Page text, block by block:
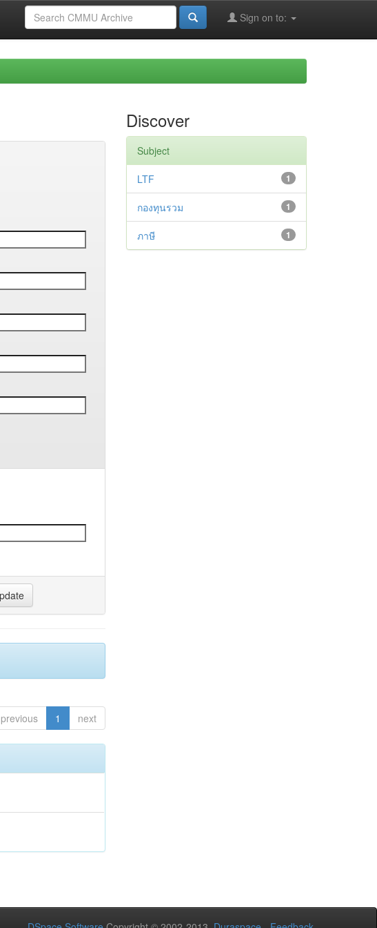
Sign on to:
previous 1 next
Discover
Subject
1
LTF
1
กองทุนรวม
1
ภาษี